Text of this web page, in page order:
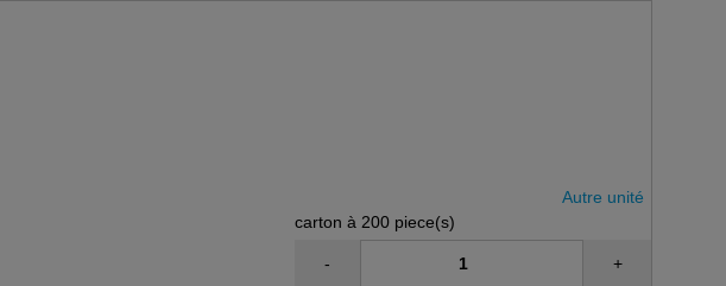
Autre unité
carton à 200 piece(s)
- +